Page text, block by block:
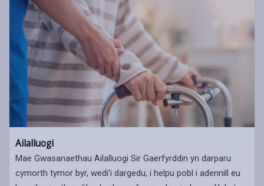
Ailalluogi
Mae Gwasanaethau Ailalluogi Sir Gaerfyrddin yn darparu
cymorth tymor byr, wedi’i dargedu, i helpu pobl i adennill eu